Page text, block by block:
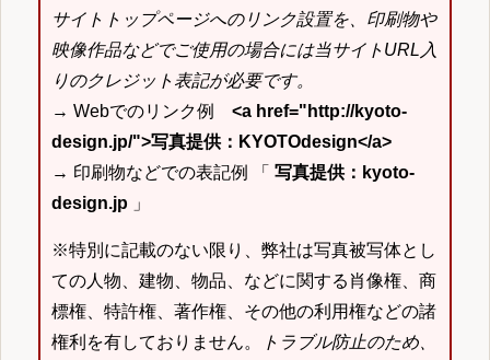
サイトトップページへのリンク設置を、印刷物や
映像作品などでご使用の場合には当サイトURL入
りのクレジット表記が必要です。
→ Webでのリンク例 <a href="http://kyoto-
design.jp/">写真提供：KYOTOdesign</a>
→ 印刷物などでの表記例 「 写真提供：kyoto-
design.jp 」
※特別に記載のない限り、弊社は写真被写体とし
ての人物、建物、物品、などに関する肖像権、商
標権、特許権、著作権、その他の利用権などの諸
権利を有しておりません。
トラブル防止のため、